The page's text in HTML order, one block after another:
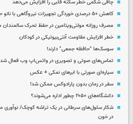
چاقی شکمی خطر سکته قلبی را افزایش می‌دهد
کاهش ۵۰ درصدی خوردگی تجهیزات نیروگاهی با نانو حباب‌ها
مصرف روزانه مولتی‌ویتامین در حفظ تحرک
خطر افزایش مقاومت آنتی‌بیوتیکی در کودکان
سوسک‌ها "حافظه جمعی" دارند!
تماس‌های صوتی و تصویری در واتس‌اپ وب فعال شد
سیاره‌ای صورتی با ابرهای نمکی + عکس
سفر در زمان بدون پارادوکس ممکن شد!
دانشگاه‌های ۲۰۵۰ چطور اداره می‌شوند؟
شکار سلول‌های سرطانی در یک تراشه کوچک/ نوآوری
در خون